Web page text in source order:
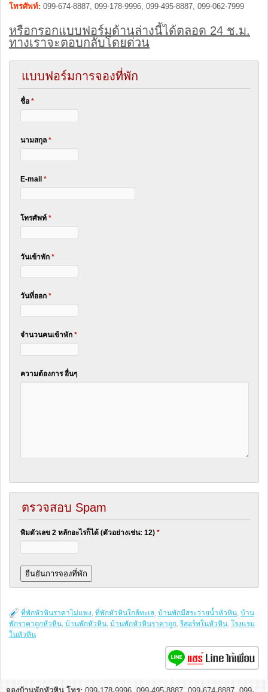
โทรศัพท์: 099-674-8887, 099-178-9996, 099-495-8887, 099-062-7999
หรือกรอกแบบฟอร์มด้านล่างนี้ได้ตลอด 24 ช.ม.
ทางเราจะตอบกลับโดยด่วน
แบบฟอร์มการจองที่พัก
ชื่อ *
นามสกุล *
E-mail *
โทรศัพท์ *
วันเข้าพัก *
วันที่ออก *
จำนวนคนเข้าพัก *
ความต้องการ อื่นๆ
ตรวจสอบ Spam
พิมตัวเลข 2 หลักอะไรก็ได้ (ตัวอย่างเช่น: 12) *
ที่พักหัวหินราคาไม่แพง, ที่พักหัวหินใกล้ทะเล, บ้านพักมีสระว่ายน้ำหัวหิน, บ้าน
พักราคาถูกหัวหิน, บ้านพักหัวหิน, บ้านพักหัวหินราคาถูก,รีสอร์ทในหัวหิน, โรงแรม
ในหัวหิน